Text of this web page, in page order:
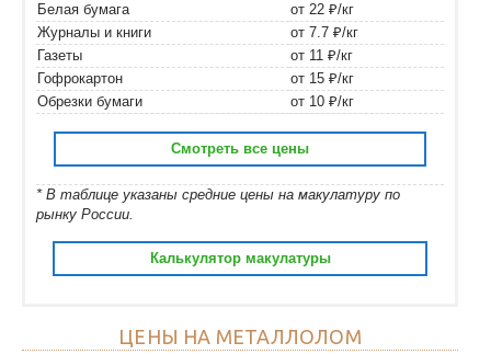
Белая бумага
от 22 ₽/кг
Журналы и книги
от 7.7 ₽/кг
Газеты
от 11 ₽/кг
Гофрокартон
от 15 ₽/кг
Обрезки бумаги
от 10 ₽/кг
Смотреть все цены
* В таблице указаны средние цены на макулатуру по
рынку России.
Калькулятор макулатуры
ЦЕНЫ НА МЕТАЛЛОЛОМ